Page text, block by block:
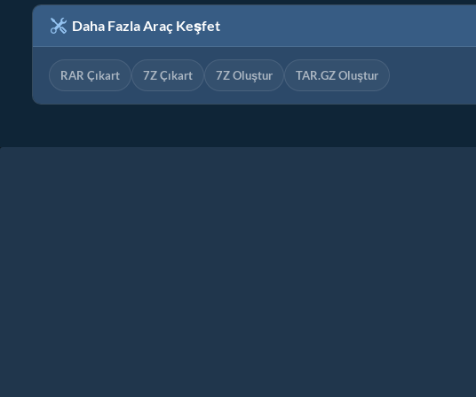
Daha Fazla Araç Keşfet
RAR Çıkart 7Z Çıkart 7Z Oluştur TAR.GZ Oluştur